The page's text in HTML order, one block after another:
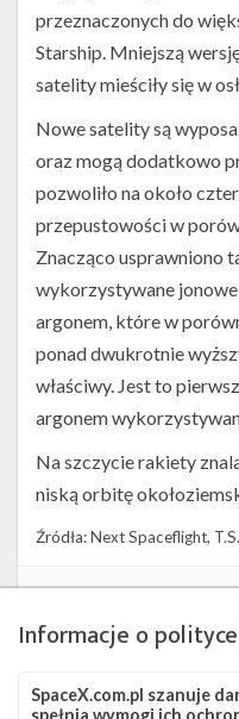
przeznaczonych do
Starship. Mniejszą
satelity mieściły się w
Nowe satelity są
oraz mogą dodatkowo
pozwoliło na około
przepustowości w
Znacząco usprawniono
wykorzystywane
argonem, które w
ponad dwukrotnie
właściwy. Jest to
argonem
Na szczycie rakiety
niską orbitę
Źródła:Next Spaceflight,
Falcon 9 SLC-40
Informacje o
SpaceX.com.pl szanuje